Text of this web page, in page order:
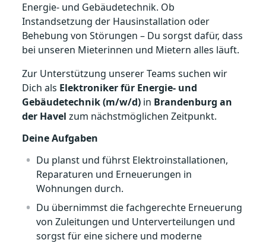
Energie- und Gebäudetechnik. Ob
Instandsetzung der Hausinstallation oder
Behebung von Störungen – Du sorgst dafür, dass
bei unseren Mieterinnen und Mietern alles läuft.
Zur Unterstützung unserer Teams suchen wir
Dich als Elektroniker für Energie- und
Gebäudetechnik (m/w/d) in Brandenburg an
der Havelzum nächstmöglichen Zeitpunkt.
Deine Aufgaben
Du planst und führst Elektroinstallationen,
Reparaturen und Erneuerungen in
Wohnungen durch.
Du übernimmst die fachgerechte Erneuerung
von Zuleitungen und Unterverteilungen und
sorgst für eine sichere und moderne